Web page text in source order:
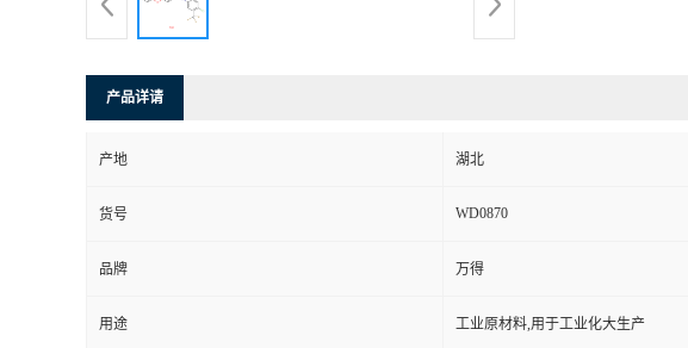
产品详请
产地 湖北
货号 WD0870
品牌 万得
用途 工业原材料,用于工业化大生产